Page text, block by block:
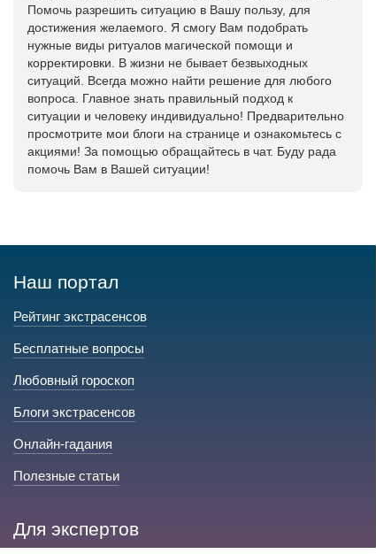
Помочь разрешить ситуацию в Вашу пользу, для
достижения желаемого. Я смогу Вам подобрать
нужные виды ритуалов магической помощи и
корректировки. В жизни не бывает безвыходных
ситуаций. Всегда можно найти решение для любого
вопроса. Главное знать правильный подход к
ситуации и человеку индивидуально! Предварительно
просмотрите мои блоги на странице и ознакомьтесь с
акциями! За помощью обращайтесь в чат. Буду рада
помочь Вам в Вашей ситуации!
Наш портал
Рейтинг экстрасенсов
Бесплатные вопросы
Любовный гороскоп
Блоги экстрасенсов
Онлайн-гадания
Полезные статьи
Для экспертов